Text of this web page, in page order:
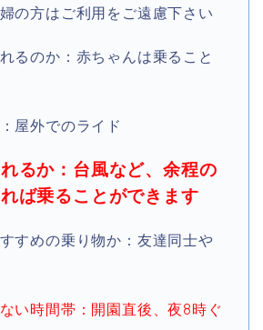
の方はご利用をご遠慮下さい
るのか：赤ちゃんは乗ること
屋外でのライド
るか：台風など、余程の
ば乗ることができます
すめの乗り物か：友達同士や
い時間帯：開園直後、夜8時ぐ